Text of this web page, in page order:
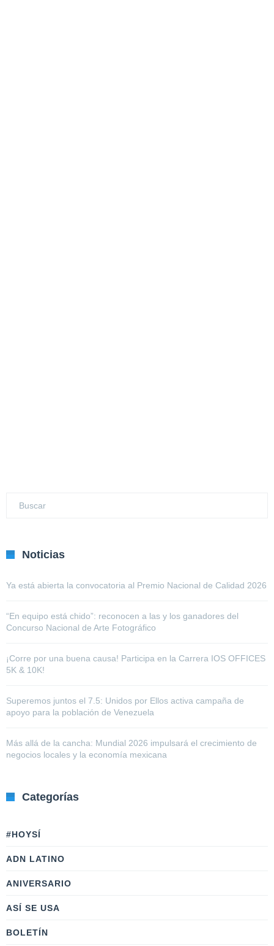
Noticias
Ya está abierta la convocatoria al Premio Nacional de Calidad 2026
“En equipo está chido”: reconocen a las y los ganadores del
Concurso Nacional de Arte Fotográfico
¡Corre por una buena causa! Participa en la Carrera IOS OFFICES
5K & 10K!
Superemos juntos el 7.5: Unidos por Ellos activa campaña de
apoyo para la población de Venezuela
Más allá de la cancha: Mundial 2026 impulsará el crecimiento de
negocios locales y la economía mexicana
Categorías
#HOYSÍ
ADN LATINO
ANIVERSARIO
ASÍ SE USA
BOLETÍN